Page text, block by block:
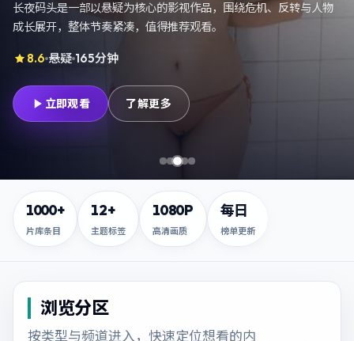
寒锋证词是一部以悬疑为核心的影视作品，围绕危机、反转与人物
成长展开，整体节奏紧凑，值得推荐观看。
9.2 悬疑 130分钟
立即观看 了解更多
第1张，
第2张，
第3
第
1000+
片库条目
12+
主题标签
1080P
高清画质
每日
榜单更新
浏览分区
按类型与频道进入，快速定位想看的内